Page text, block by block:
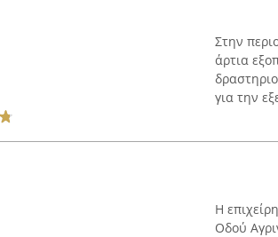
Στην
άρτια
για την
Η
Οδού